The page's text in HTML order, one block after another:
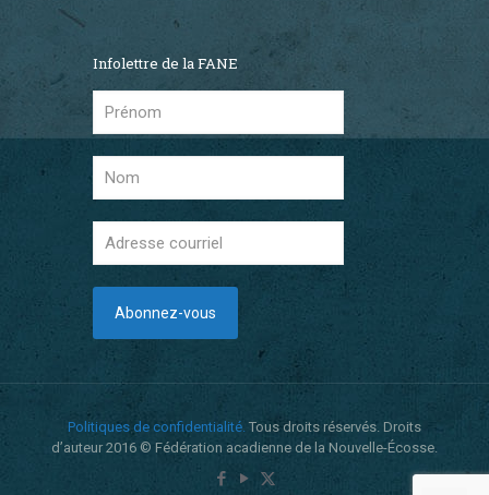
Infolettre de la FANE
Politiques de confidentialité. Tous droits réservés. Droits
d’auteur 2016 © Fédération acadienne de la Nouvelle-Écosse.